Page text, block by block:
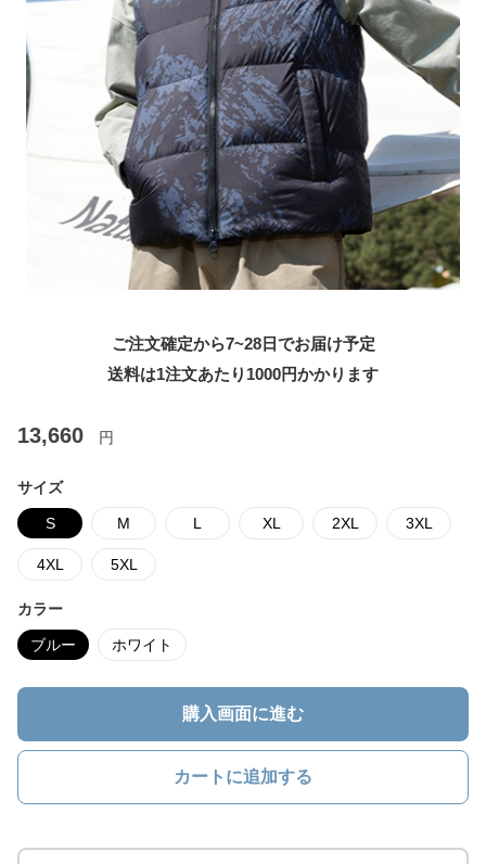
ご注文確定から7~28日でお届け予定
送料は1注文あたり 1000円かかります
13,660 円
サイズ
S M L XL 2XL 3XL
4XL 5XL
カラー
ブルー ホワイト
購入画面に進む
カートに追加する